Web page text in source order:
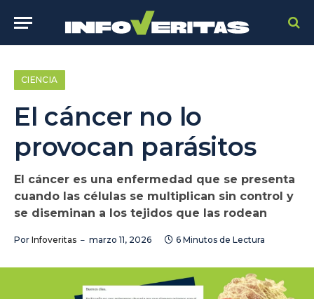
CIENCIA
El cáncer no lo
provocan parásitos
El cáncer es una enfermedad que se presenta
cuando las células se multiplican sin control y
se diseminan a los tejidos que las rodean
Por Infoveritas marzo 11, 2026 6 Minutos de Lectura